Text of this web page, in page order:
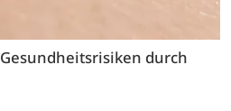
durch